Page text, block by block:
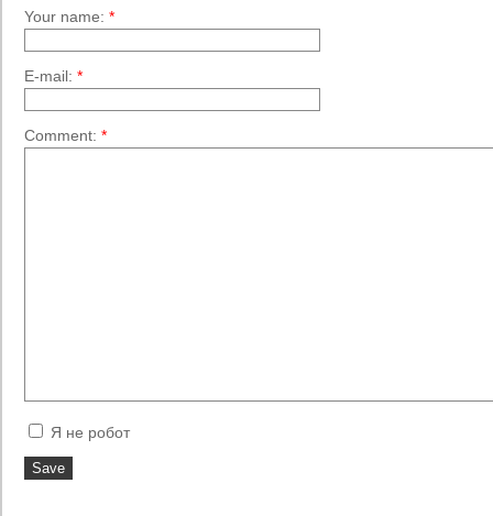
Your name: *
E-mail: *
Comment: *
Я не робот